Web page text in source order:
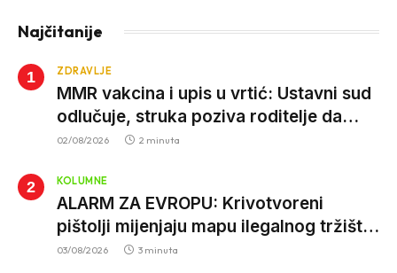
Najčitanije
ZDRAVLJE
MMR vakcina i upis u vrtić: Ustavni sud
odlučuje, struka poziva roditelje da
vjeruju nauci
02/08/2026 2 minuta
KOLUMNE
ALARM ZA EVROPU: Krivotvoreni
pištolji mijenjaju mapu ilegalnog tržišta,
istrage ukazuju na proizvodnju van EU
03/08/2026 3 minuta